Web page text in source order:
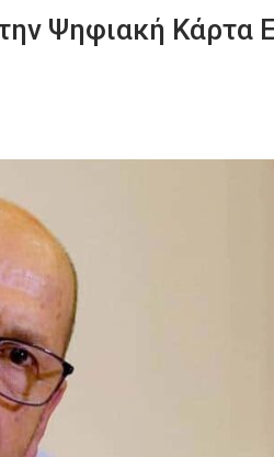
Ψηφιακή Κάρτα